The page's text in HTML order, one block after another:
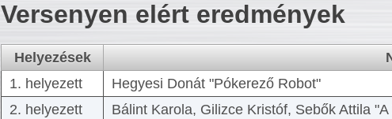
Versenyen elért eredmények
Helyezések
1. helyezett
Hegyesi Donát "Pókerező Robot"
2. helyezett
Bálint Karola, Gilizce Kristóf, Sebők Attila